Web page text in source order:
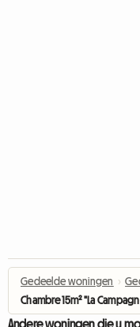
Gedeelde woningen ›
Chambre 15m² "La
Andere woningen die u